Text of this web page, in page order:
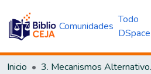
Comunidades
Todo
DSpace
Inicio 3.